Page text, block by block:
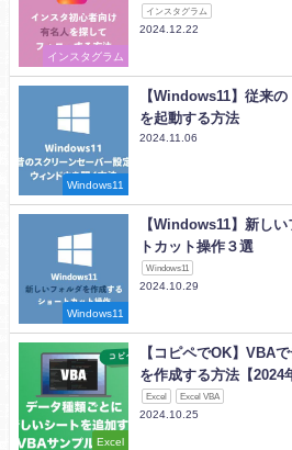
インスタグラム
インスタグラム
2024.12.22
Windows11
【Windows11】従来
を起動する方法
2024.11.06
Windows11
【Windows11】新し
トカット操作３選
Windows11
2024.10.29
Excel
【コピペでOK】VBA
を作成する方法【2024
Excel Excel VBA
2024.10.25